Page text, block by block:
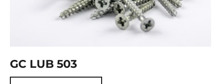
GC LUB 503